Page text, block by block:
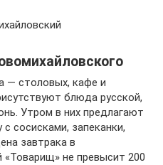
— столовых, кафе и
блюда русской,
Утром в них предлагают
сосисками, запеканки,
завтрака в
«Товарищ» не превысит 200